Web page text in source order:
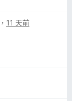
， 11 天前